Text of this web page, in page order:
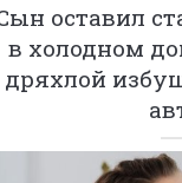
оставил
в холодном
дряхлой